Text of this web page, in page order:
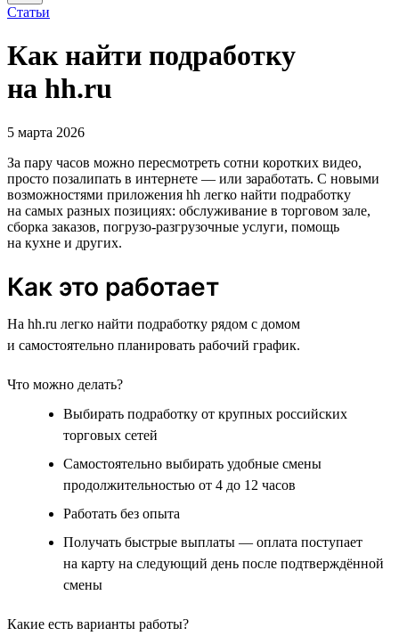
Статьи
Как найти подработку
на hh.ru
5 марта 2026
За пару часов можно пересмотреть сотни коротких видео,
просто позалипать в интернете — или заработать. С новыми
возможностями приложения hh легко найти подработку
на самых разных позициях: обслуживание в торговом зале,
сборка заказов, погрузо-разгрузочные услуги, помощь
на кухне и других.
Как это работает
На hh.ru легко найти подработку рядом с домом
и самостоятельно планировать рабочий график.
Что можно делать?
Выбирать подработку от крупных российских
торговых сетей
Самостоятельно выбирать удобные смены
продолжительностью от 4 до 12 часов
Работать без опыта
Получать быстрые выплаты — оплата поступает
на карту на следующий день после подтверждённой
смены
Какие есть варианты работы?